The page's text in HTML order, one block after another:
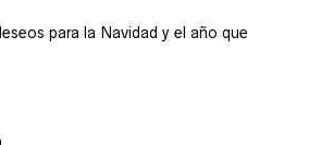
para la Navidad y el año que